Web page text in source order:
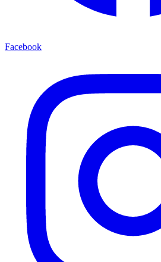
Facebook